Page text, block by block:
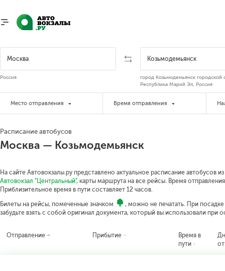
Россия
город Козьмодемьянск городской
Республика Марий Эл, Россия
Место отправления Время отправления
Расписание автобусов
Москва — Козьмодемьянск
На сайте Автовокзалы.ру представлено актуальное расписание автобусов
Автовокзал "Центральный", карты маршрута на все рейсы. Время
Приблизительное время в пути составляет 12 часов.
Билеты на рейсы, помеченные значком
, можно не печатать. При
забудьте взять с собой оригинал документа, который вы использовали при
Отправление Прибытие
Время в
пути